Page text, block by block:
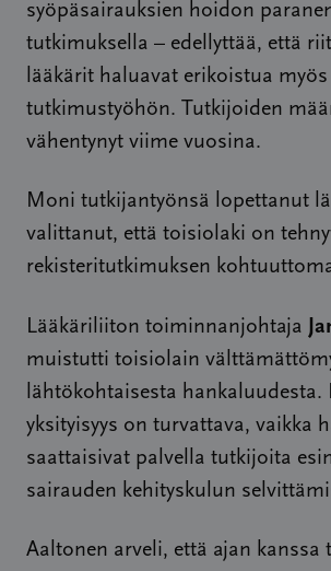
syöpäsairauksien hoidon
tutkimuksella – edellyttää, että
lääkärit haluavat erikoistua myös
tutkimustyöhön. Tutkijoiden
vähentynyt viime vuosina.
Moni tutkijantyönsä lopettanut
valittanut, että toisiolaki on
rekisteritutkimuksen
Lääkäriliiton toiminnanjohtaja
muistutti toisiolain
lähtökohtaisesta hankaluudesta.
yksityisyys on turvattava, vaikka
saattaisivat palvella tutkijoita
sairauden kehityskulun
Aaltonen arveli, että ajan kanssa